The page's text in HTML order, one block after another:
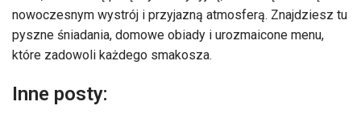
nowoczesnym wystrój i przyjazną atmosferą. Znajdziesz tu
pyszne śniadania, domowe obiady i urozmaicone menu,
które zadowoli każdego smakosza.
Inne posty: